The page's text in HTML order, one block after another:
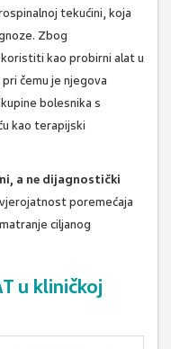
tekućini, koja
Zbog
kao probirni alat u
čemu je njegova
bolesnika s
kao terapijski
a ne dijagnostički
poremećaja
ciljanog
u kliničkoj